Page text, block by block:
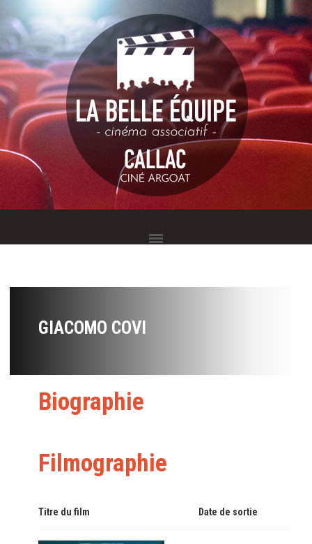
GIACOMO COVI
Biographie
Filmographie
Titre du film Date de sortie